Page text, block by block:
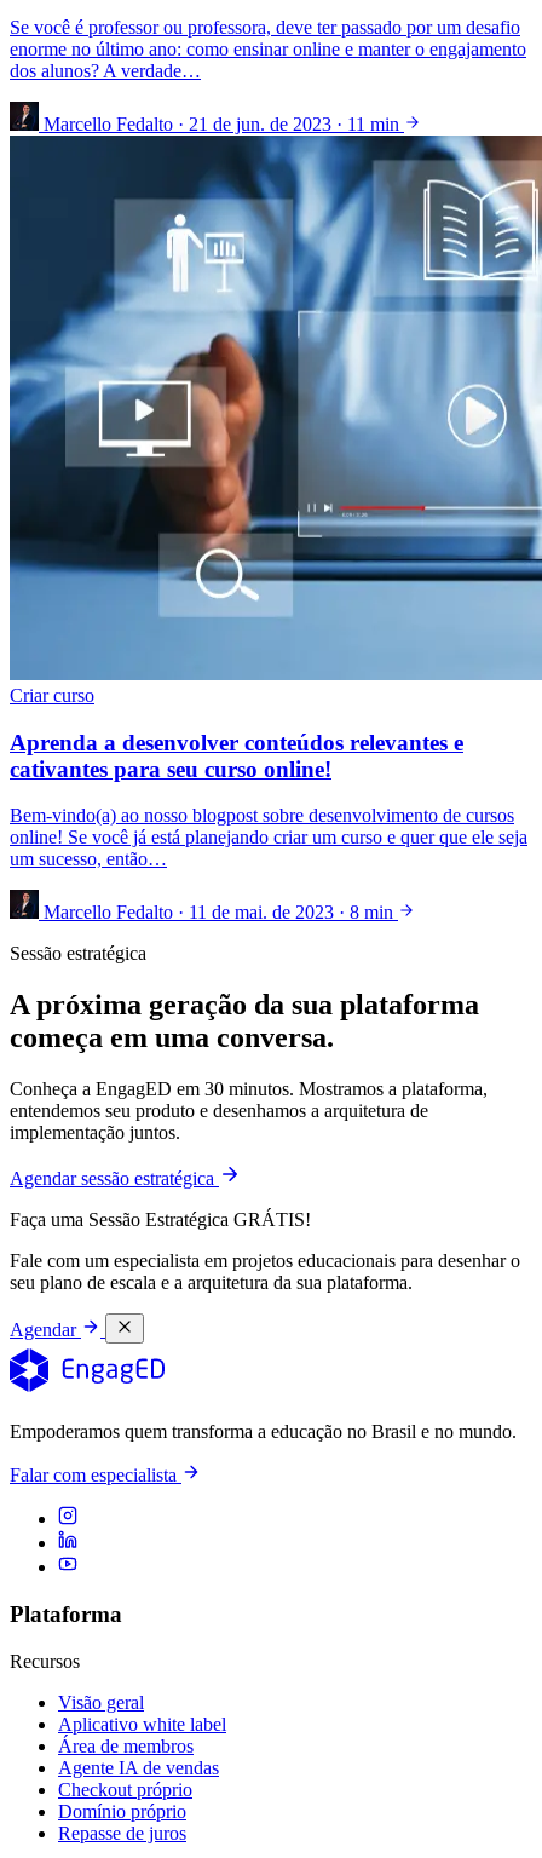
Se você é professor ou professora, deve ter passado por um desafio
enorme no último ano: como ensinar online e manter o engajamento
dos alunos? A verdade…
Marcello Fedalto · 21 de jun. de 2023 · 11 min
Criar curso
Aprenda a desenvolver conteúdos relevantes e
cativantes para seu curso online!
Bem-vindo(a) ao nosso blogpost sobre desenvolvimento de cursos
online! Se você já está planejando criar um curso e quer que ele seja
um sucesso, então…
Marcello Fedalto · 11 de mai. de 2023 · 8 min
Sessão estratégica
A próxima geração da sua plataforma
começa em uma conversa.
Conheça a EngagED em 30 minutos. Mostramos a plataforma,
entendemos seu produto e desenhamos a arquitetura de
implementação juntos.
Agendar sessão estratégica
Faça uma Sessão Estratégica GRÁTIS!
Fale com um especialista em projetos educacionais para desenhar o
seu plano de escala e a arquitetura da sua plataforma.
Agendar
Empoderamos quem transforma a educação no Brasil e no mundo.
Falar com especialista
Plataforma
Recursos
Visão geral
Aplicativo white label
Área de membros
Agente IA de vendas
Checkout próprio
Domínio próprio
Repasse de juros